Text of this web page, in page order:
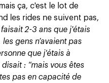
ça, c'est le lot de
les rides ne suivent pas,
faisait 2-3 ans que j'étais
gens n’avaient pas
que j'étais à
: “mais vous êtes
pas en capacité de